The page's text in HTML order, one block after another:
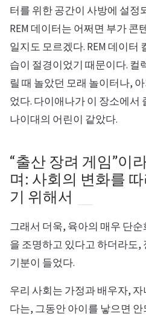
터를 위한 공간이 사방에 설정
REM 데이터는 어쩌면 부가
일지도 모르겠다. REM 데이터
습이 절경이었기 때문이다. 컬
릴 때 놀았던 모래 놀이터나,
었다. 다이애나가 이 장소에서
나이대의 어린이 같았다.
“출산 장려 게임”이
며: 사회의 변화를
기 위해서
그래서 더욱, 육아의 매우 단
을 조명하고 있다고 하더라도,
기분이 들었다.
우리 사회는 가정과 배우자,
다는, 그동안 아이를 낳으면